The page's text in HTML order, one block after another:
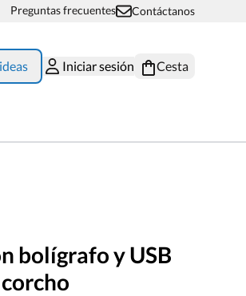
Preguntas frecuentes Contáctanos
Iniciar sesión Cesta
bolígrafo y USB